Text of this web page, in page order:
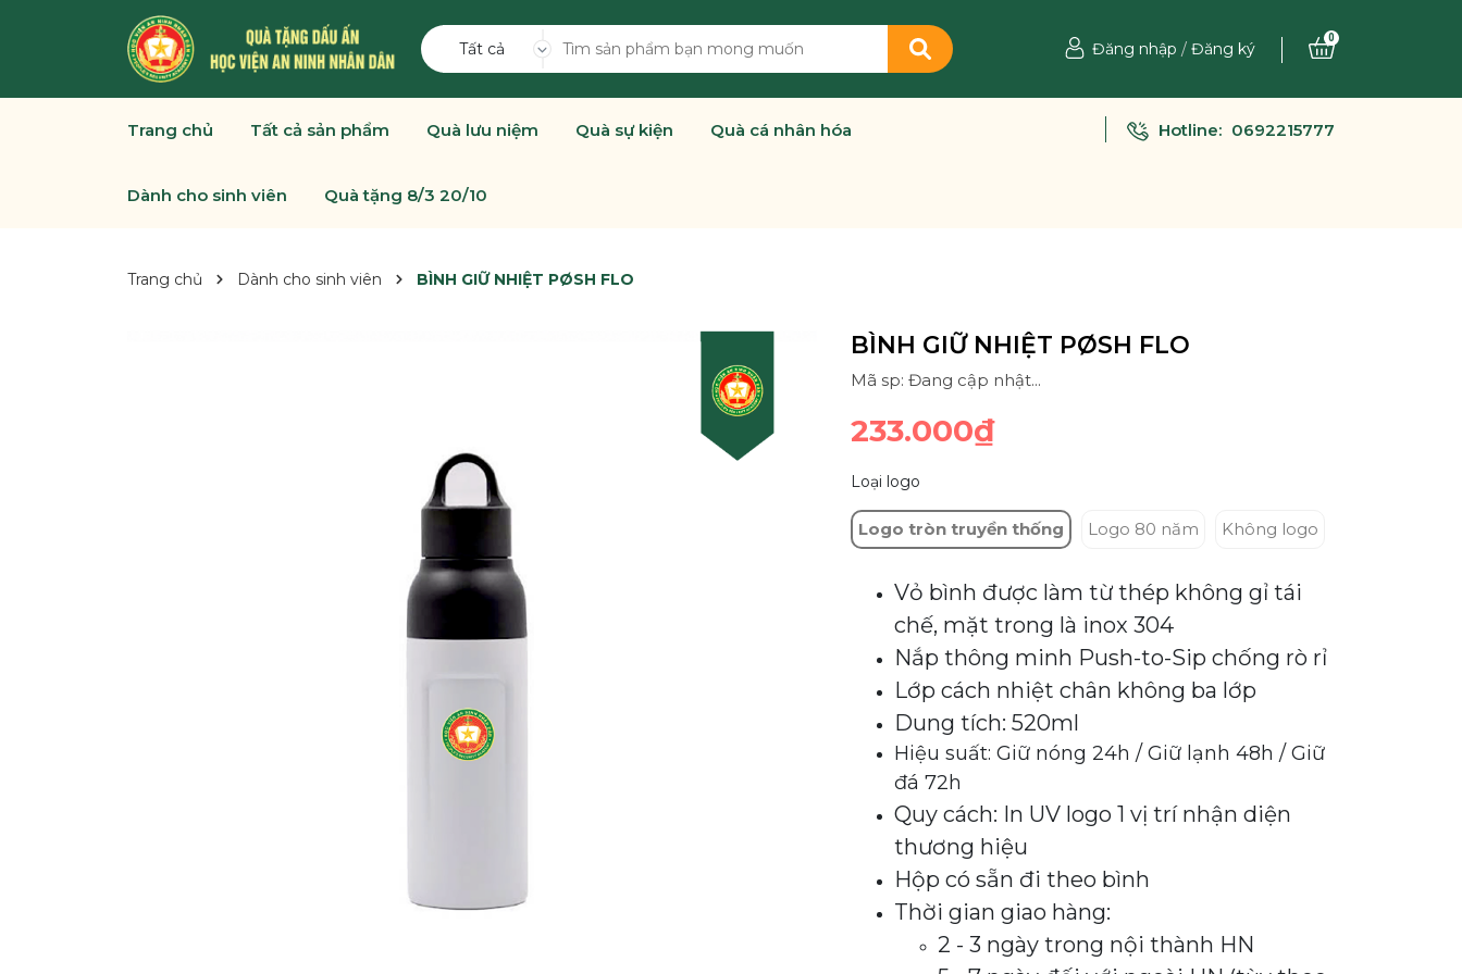
Tất cả Đăng nhập / Đăng ký
0
Trang chủ Tất cả sản phẩm Quà lưu niệm Quà sự kiện Quà cá nhân hóa
Dành cho sinh viên Quà tặng 8/3 20/10
Hotline: 0692215777
Trang chủ Dành cho sinh viên BÌNH GIỮ NHIỆT PØSH FLO
BÌNH GIỮ NHIỆT PØSH FLO
Mã sp: Đang cập nhật...
233.000₫
Loại logo
Logo tròn truyền thống Logo 80 năm Không logo
Vỏ bình được làm từ thép không gỉ tái
chế, mặt trong là inox 304
Nắp thông minh Push-to-Sip chống rò rỉ
Lớp cách nhiệt chân không ba lớp
Dung tích: 520ml
Hiệu suất: Giữ nóng 24h / Giữ lạnh 48h / Giữ
đá 72h
Quy cách: In UV logo 1 vị trí nhận diện
thương hiệu
Hộp có sẵn đi theo bình
Thời gian giao hàng:
2 - 3 ngày trong nội thành HN